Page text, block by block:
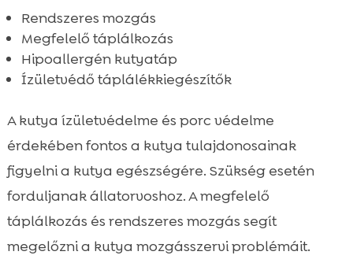
Rendszeres mozgás
Megfelelő táplálkozás
Hipoallergén kutyatáp
Ízületvédő táplálékkiegészítők
A kutya ízületvédelme és porc védelme
érdekében fontos a kutya tulajdonosainak
figyelni a kutya egészségére. Szükség esetén
forduljanak állatorvoshoz. A megfelelő
táplálkozás és rendszeres mozgás segít
megelőzni a kutya mozgásszervi problémáit.